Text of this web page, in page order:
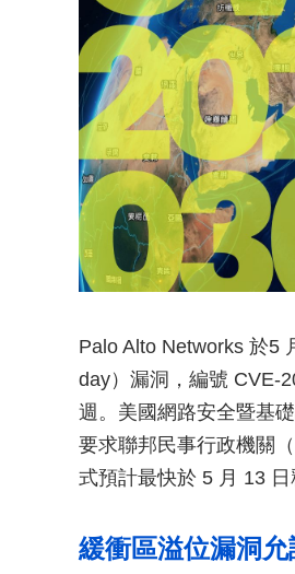
Palo Alto Networks 於5
day）漏洞，編號 CVE-
週。美國網路安全暨基
要求聯邦民事行政機關
式預計最快於 5 月 13 日
緩衝區溢位漏洞